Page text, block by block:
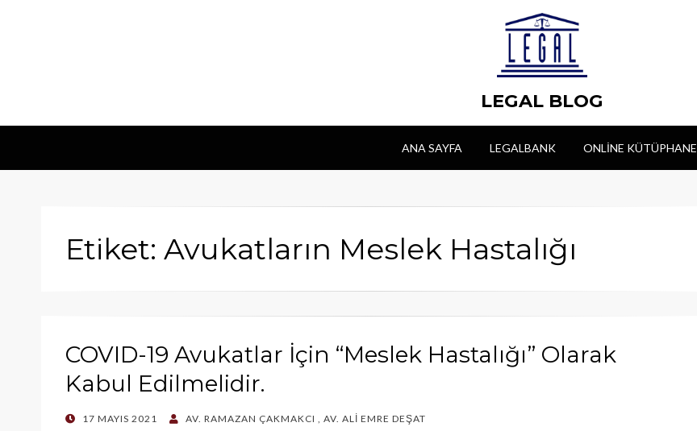
LEGAL BLOG
ANA SAYFA LEGALBANK ONLINE KÜTÜPHANE
Etiket: Avukatların Meslek Hastalığı
COVID-19 Avukatlar İçin “Meslek Hastalığı” Olarak
Kabul Edilmelidir.
POSTED
17 MAYIS 2021 AV. RAMAZAN ÇAKMAKCI , AV. ALİ EMRE DEŞAT